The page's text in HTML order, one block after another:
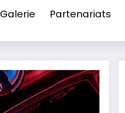
Galerie Partenariats